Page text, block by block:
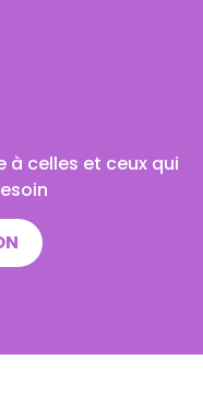
à celles et ceux qui